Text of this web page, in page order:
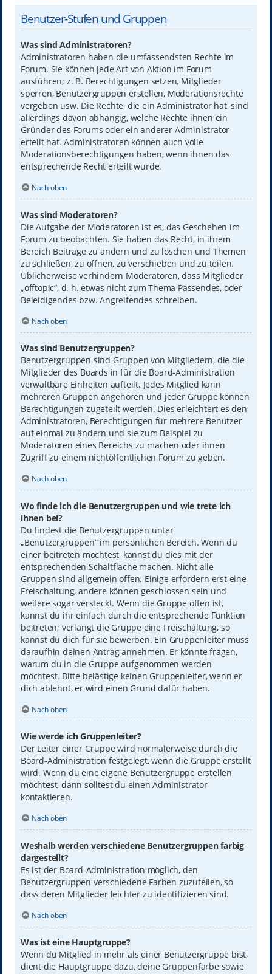
Benutzer-Stufen und Gruppen
Was sind Administratoren?
Administratoren haben die umfassendsten Rechte im
Forum. Sie können jede Art von Aktion im Forum
ausführen; z. B. Berechtigungen setzen, Mitglieder
sperren, Benutzergruppen erstellen, Moderationsrechte
vergeben usw. Die Rechte, die ein Administrator hat, sind
allerdings davon abhängig, welche Rechte ihnen ein
Gründer des Forums oder ein anderer Administrator
erteilt hat. Administratoren können auch volle
Moderationsberechtigungen haben, wenn ihnen das
entsprechende Recht erteilt wurde.
Nach oben
Was sind Moderatoren?
Die Aufgabe der Moderatoren ist es, das Geschehen im
Forum zu beobachten. Sie haben das Recht, in ihrem
Bereich Beiträge zu ändern und zu löschen und Themen
zu schließen, zu öffnen, zu verschieben und zu teilen.
Üblicherweise verhindern Moderatoren, dass Mitglieder
„offtopic“, d. h. etwas nicht zum Thema Passendes, oder
Beleidigendes bzw. Angreifendes schreiben.
Nach oben
Was sind Benutzergruppen?
Benutzergruppen sind Gruppen von Mitgliedern, die die
Mitglieder des Boards in für die Board-Administration
verwaltbare Einheiten aufteilt. Jedes Mitglied kann
mehreren Gruppen angehören und jeder Gruppe können
Berechtigungen zugeteilt werden. Dies erleichtert es den
Administratoren, Berechtigungen für mehrere Benutzer
auf einmal zu ändern und sie zum Beispiel zu
Moderatoren eines Bereichs zu machen oder ihnen
Zugriff zu einem nichtöffentlichen Forum zu geben.
Nach oben
Wo finde ich die Benutzergruppen und wie trete ich
ihnen bei?
Du findest die Benutzergruppen unter
„Benutzergruppen“ im persönlichen Bereich. Wenn du
einer beitreten möchtest, kannst du dies mit der
entsprechenden Schaltfläche machen. Nicht alle
Gruppen sind allgemein offen. Einige erfordern erst eine
Freischaltung, andere können geschlossen sein und
weitere sogar versteckt. Wenn die Gruppe offen ist,
kannst du ihr einfach durch die entsprechende Funktion
beitreten; verlangt die Gruppe eine Freischaltung, so
kannst du dich für sie bewerben. Ein Gruppenleiter muss
daraufhin deinen Antrag annehmen. Er könnte fragen,
warum du in die Gruppe aufgenommen werden
möchtest. Bitte belästige keinen Gruppenleiter, wenn er
dich ablehnt, er wird einen Grund dafür haben.
Nach oben
Wie werde ich Gruppenleiter?
Der Leiter einer Gruppe wird normalerweise durch die
Board-Administration festgelegt, wenn die Gruppe erstellt
wird. Wenn du eine eigene Benutzergruppe erstellen
möchtest, dann solltest du einen Administrator
kontaktieren.
Nach oben
Weshalb werden verschiedene Benutzergruppen farbig
dargestellt?
Es ist der Board-Administration möglich, den
Benutzergruppen verschiedene Farben zuzuteilen, so
dass deren Mitglieder leichter zu identifizieren sind.
Nach oben
Was ist eine Hauptgruppe?
Wenn du Mitglied in mehr als einer Benutzergruppe bist,
dient die Hauptgruppe dazu, deine Gruppenfarbe sowie